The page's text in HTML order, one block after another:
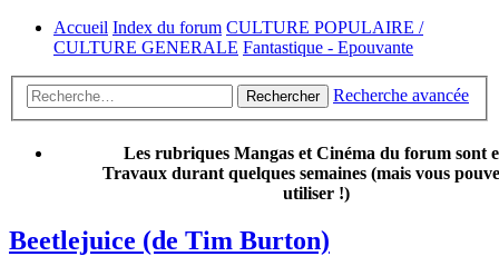
Accueil Index du forum CULTURE POPULAIRE /
CULTURE GENERALE Fantastique - Epouvante
Rechercher Recherche avancée
Les rubriques Mangas et Cinéma du forum sont
Travaux durant quelques semaines (mais vous
utiliser !)
Beetlejuice (de Tim Burton)